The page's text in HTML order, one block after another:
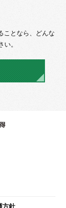
ことなら、
どんな
。
方針